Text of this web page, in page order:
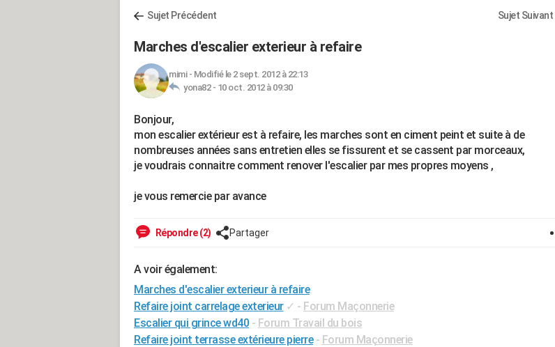
Sujet Précédent Sujet Suivant
Marches d'escalier exterieur à refaire
mimi- Modifié le 2 sept. 2012 à 22:13
yona82 - 10 oct. 2012 à 09:30
Bonjour,
mon escalier extérieur est à refaire, les marches sont en ciment peint et suite à de
nombreuses années sans entretien elles se fissurent et se cassent par morceaux,
je voudrais connaitre comment renover l'escalier par mes propres moyens ,
je vous remercie par avance
Répondre (2) Partager
A voir également:
Marches d'escalier exterieur à refaire
Refaire joint carrelage exterieur ✓ - Forum Maçonnerie
Escalier qui grince wd40 - Forum Travail du bois
Refaire joint terrasse extérieure pierre - Forum Maçonnerie